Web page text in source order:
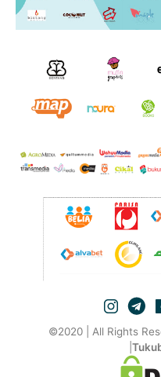
©2020 | All Rights